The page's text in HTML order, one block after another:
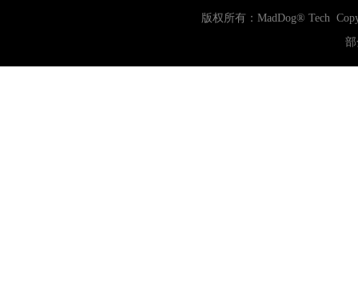
版权所有： MadDog® Tech